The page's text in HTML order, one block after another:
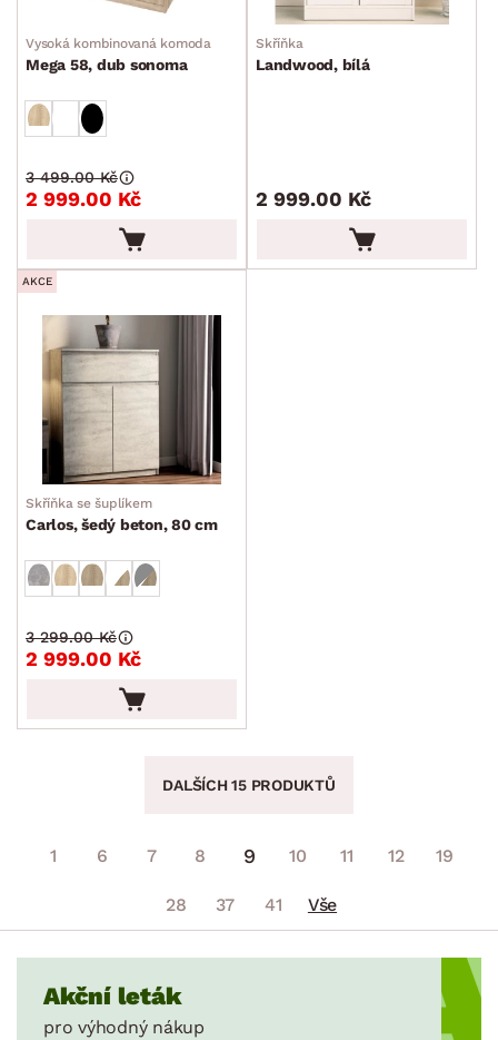
Vysoká kombinovaná komoda
Mega 58, dub sonoma
2 999.00 Kč
3 499.00 Kč
Skříňka
Landwood, bílá
2 999.00 Kč
AKCE
Skříňka se šuplíkem
Carlos, šedý beton, 80 cm
2 999.00 Kč
3 299.00 Kč
DALŠÍCH 15 PRODUKTŮ
1 6 7 8 9 10 11 12 19
28 37 41 Vše
Akční leták
pro výhodný nákup